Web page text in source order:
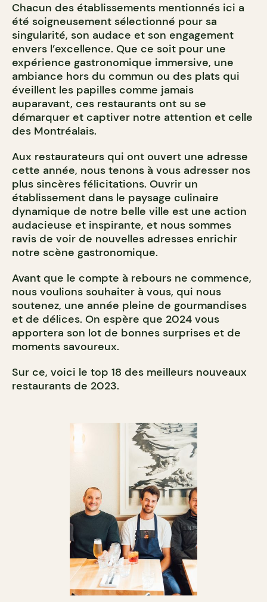
Chacun des établissements mentionnés ici a
été soigneusement sélectionné pour sa
singularité, son audace et son engagement
envers l’excellence. Que ce soit pour une
expérience gastronomique immersive, une
ambiance hors du commun ou des plats qui
éveillent les papilles comme jamais
auparavant, ces restaurants ont su se
démarquer et captiver notre attention et celle
des Montréalais.
Aux restaurateurs qui ont ouvert une adresse
cette année, nous tenons à vous adresser nos
plus sincères félicitations. Ouvrir un
établissement dans le paysage culinaire
dynamique de notre belle ville est une action
audacieuse et inspirante, et nous sommes
ravis de voir de nouvelles adresses enrichir
notre scène gastronomique.
Avant que le compte à rebours ne commence,
nous voulions souhaiter à vous, qui nous
soutenez, une année pleine de gourmandises
et de délices. On espère que 2024 vous
apportera son lot de bonnes surprises et de
moments savoureux.
Sur ce, voici le top 18 des meilleurs nouveaux
restaurants de 2023.